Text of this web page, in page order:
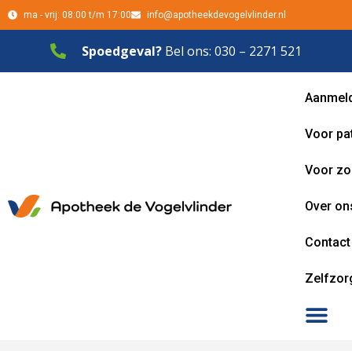
ma - vrij: 08:00 t/m 17:00 info@apotheekdevogelvlinder.nl
Spoedgeval? Bel ons: 030 – 2271 521
Voor
Voor
Over
Contact